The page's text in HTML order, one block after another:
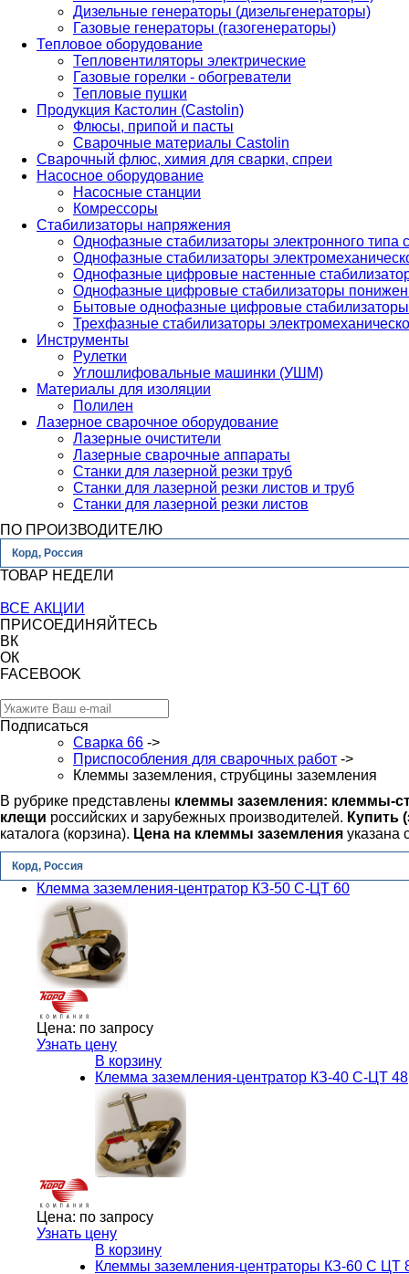
Дизельные генераторы (дизельгенераторы)
Газовые генераторы (газогенераторы)
Тепловое оборудование
Тепловентиляторы электрические
Газовые горелки - обогреватели
Тепловые пушки
Продукция Кастолин (Castolin)
Флюсы, припой и пасты
Сварочные материалы Castolin
Сварочный флюс, химия для сварки, спреи
Насосное оборудование
Насосные станции
Комрессоры
Стабилизаторы напряжения
Однофазные стабилизаторы электронного
Однофазные стабилизаторы
Однофазные цифровые настенные
Однофазные цифровые стабилизаторы
Бытовые однофазные цифровые стабилизаторы
Трехфазные стабилизаторы
Инструменты
Рулетки
Углошлифовальные машинки (УШМ)
Материалы для изоляции
Полилен
Лазерное сварочное оборудование
Лазерные очистители
Лазерные сварочные аппараты
Станки для лазерной резки труб
Станки для лазерной резки листов и труб
Станки для лазерной резки листов
ПО ПРОИЗВОДИТЕЛЮ
Корд, Россия
ТОВАР НЕДЕЛИ
ВСЕ АКЦИИ
ПРИСОЕДИНЯЙТЕСЬ
ВК
ОК
FACEBOOK
Подписаться
Сварка 66 ->
Приспособления для сварочных работ ->
Клеммы заземления, струбцины заземления
В рубрике представлены клеммы заземления: клеммы-
клещи российских и зарубежных производителей. Купить
каталога (корзина). Цена на клеммы заземления указана
Корд, Россия
Клемма заземления-центратор КЗ-50 С-ЦТ 60
Цена: по запросу
Узнать цену
В корзину
Клемма заземления-центратор КЗ-40 С-ЦТ 48
Цена: по запросу
Узнать цену
В корзину
Клеммы заземления-центраторы КЗ-60 С ЦТ